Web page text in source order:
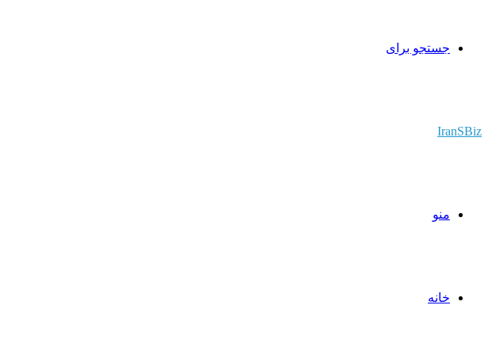
جستجو برای
IranSBiz
منو
خانه